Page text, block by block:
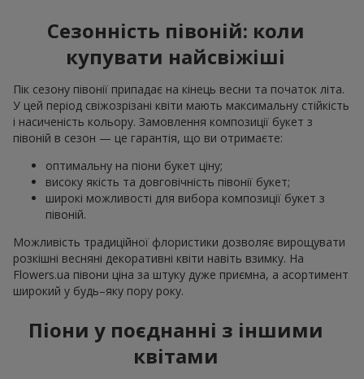
Сезонність півоній: коли
купувати найсвіжіші
Пік сезону півонії припадає на кінець весни та початок літа.
У цей період свіжозрізані квіти мають максимальну стійкість
і насиченість кольору. Замовлення композиції букет з
півоній в сезон — це гарантія, що ви отримаєте:
оптимальну на піони букет ціну;
високу якість та довговічність півонії букет;
широкі можливості для вибора композиції букет з
півоній.
Можливість традиційної флористики дозволяє вирощувати
розкішні весняні декоративні квіти навіть взимку. На
Flowers.ua півони ціна за штуку дуже приємна, а асортимент
широкий у будь–яку пору року.
Піони у поєднанні з іншими
квітами